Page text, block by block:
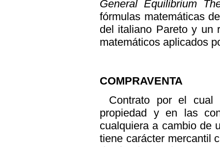
General Equilibrium
fórmulas matemáticas
del italiano Pareto y un
matemáticos aplicados
COMPRAVENTA
Contrato por el cual
propiedad y en las
cualquiera a cambio de
tiene carácter mercantil